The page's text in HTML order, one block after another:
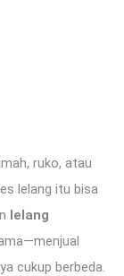
ruko, atau
lelang itu bisa
lelang
cukup berbeda.